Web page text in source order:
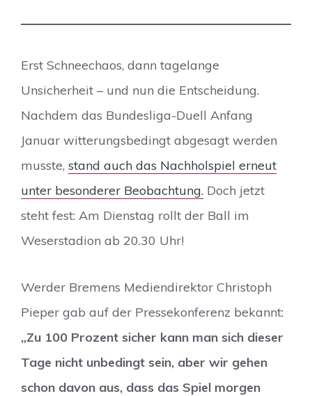
Erst Schneechaos, dann tagelange
Unsicherheit – und nun die Entscheidung.
Nachdem das Bundesliga-Duell Anfang
Januar witterungsbedingt abgesagt werden
musste, stand auch das Nachholspiel erneut
unter besonderer Beobachtung. Doch jetzt
steht fest: Am Dienstag rollt der Ball im
Weserstadion ab 20.30 Uhr!
Werder Bremens Mediendirektor Christoph
Pieper gab auf der Pressekonferenz bekannt:
„Zu 100 Prozent sicher kann man sich dieser
Tage nicht unbedingt sein, aber wir gehen
schon davon aus, dass das Spiel morgen